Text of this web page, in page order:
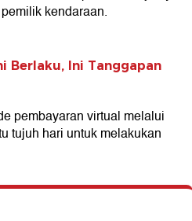
kendaraan.
Berlaku, Ini Tanggapan
pembayaran virtual melalui
tujuh hari untuk melakukan